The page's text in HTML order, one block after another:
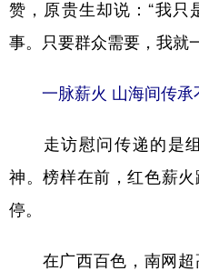
赞，原贵生却说：“我只
事。只要群众需要，我就
一脉薪火 山海间传承
走访慰问传递的是组
神。榜样在前，红色薪
停。
在广西百色，南网超